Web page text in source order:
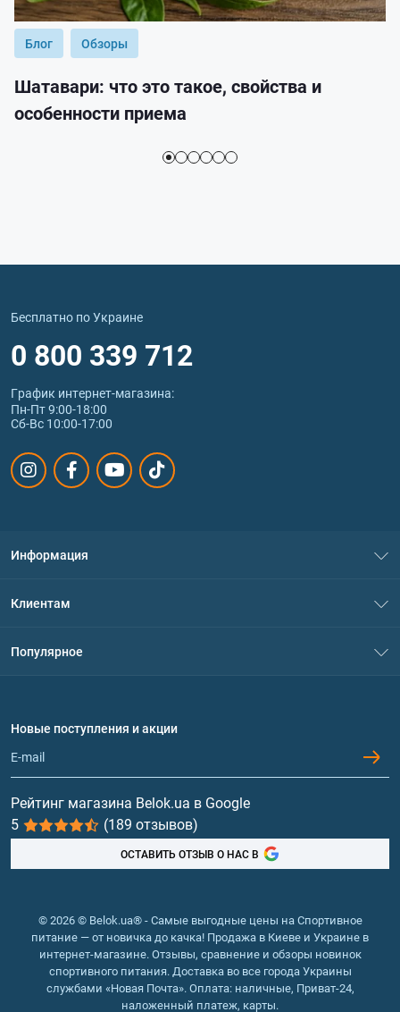
Блог Обзоры
Шатавари: что это такое, свойства и
особенности приема
Бесплатно по Украине
0 800 339 712
График интернет‑магазина:
Пн-Пт 9:00-18:00
Сб-Вс 10:00-17:00
Информация
Политика конфиденциальности
Обмен и возврат
Клиентам
Популярное
Протеин
Гейнеры
Витамины и минералы
Рыбий жир, жирные кислоты
Новые поступления и акции
Рейтинг магазина Belok.ua в Google
5
(189 отзывов)
ОСТАВИТЬ ОТЗЫВ О НАС В
© 2026 © Belok.ua® - Самые выгодные цены на Спортивное
питание — от новичка до качка! Продажа в Киеве и Украине в
интернет-магазине. Отзывы, сравнение и обзоры новинок
спортивного питания. Доставка во все города Украины
службами «Новая Почта». Оплата: наличные, Приват-24,
наложенный платеж, карты.